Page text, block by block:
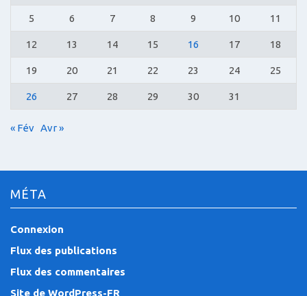
5 6 7 8 9 10 11
12 13 14 15 16 17 18
19 20 21 22 23 24 25
26 27 28 29 30 31
« Fév Avr »
MÉTA
Connexion
Flux des publications
Flux des commentaires
Site de WordPress-FR